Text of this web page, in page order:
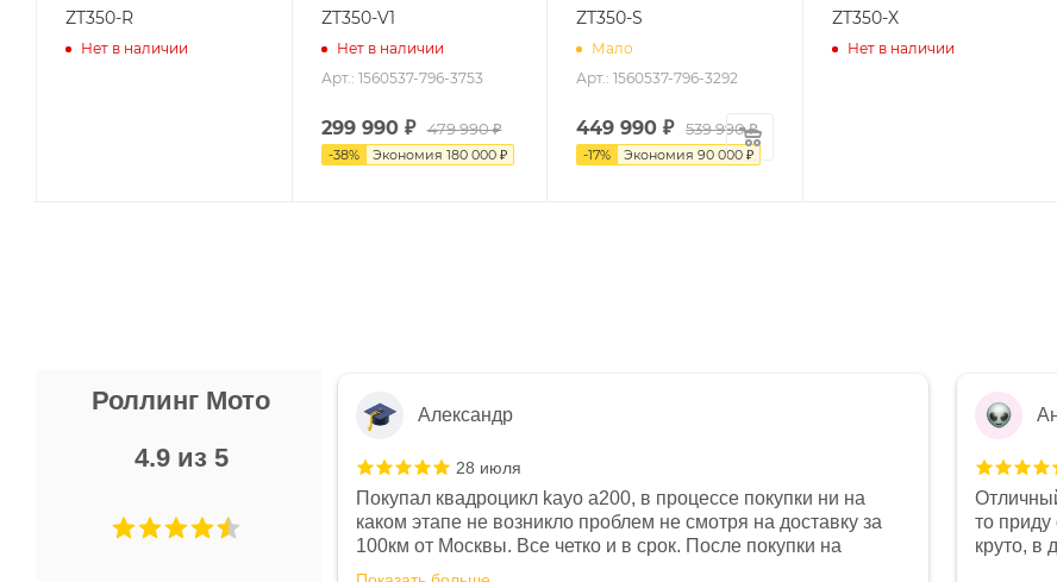
ZT350-R
Нет в наличии
ZT350-V1
Нет в наличии
Арт.: 1560537-796-3753
299 990₽ 479 990 ₽
-38% Экономия 180 000 ₽
ZT350-S
Мало
Арт.: 1560537-796-3292
449 990 ₽ 539 990 ₽
-17% Экономия90 000 ₽
ZT350-X
Нет в наличии
Роллинг Мото
4.9 из 5
Не понравились условия
и дают только на год)
Александр
28 июля
Покупал квадроцикл kayo a200, в процессе покупки ни на
каком этапе не возникло проблем не смотря на доставку за
100км от Москвы. Все четко и в срок. После покупки на
спидометре всегда был 0, при этом представители магазина
то приду
круто, в